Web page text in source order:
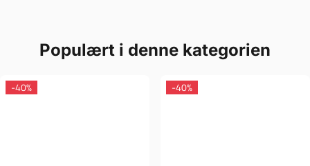
Populært i denne kategorien
-40% -40%